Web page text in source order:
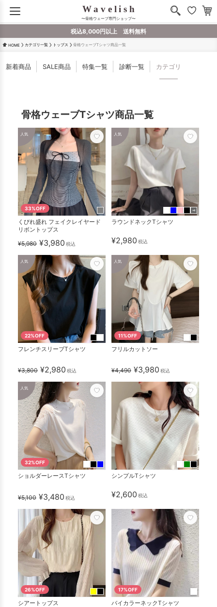
〜骨格ウェーブ専門ショップ〜
税込8,000円以上 送料無料
HOME カテゴリ一覧 トップス 骨格ウェーブTシャツ商品一覧
新着商品 SALE商品 特集一覧 診断一覧 カテゴリ
骨格ウェーブTシャツ商品一覧
人気
33%OFF
くびれ盛れ フェイクレイヤード
リボントップス
¥5,980 ¥3,980 税込
人気
+6
ラウンドネックTシャツ
¥2,980 税込
人気
22%OFF
フレンチスリーブTシャツ
¥3,800 ¥2,980 税込
人気
11%OFF
フリルカットソー
¥4,490 ¥3,980 税込
人気
32%OFF
ショルダーレースTシャツ
¥5,100 ¥3,480 税込
シンプルTシャツ
¥2,600 税込
26%OFF
シアートップス
17%OFF
バイカラーネックTシャツ